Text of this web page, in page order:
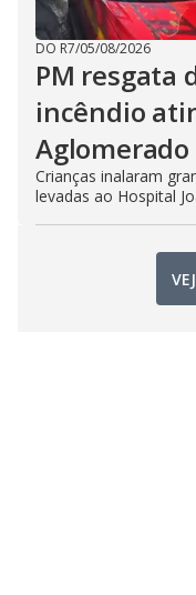
DO R7/05/08/2026
PM resgata
incêndio
Aglomerado
Crianças inalaram
levadas ao Hospital